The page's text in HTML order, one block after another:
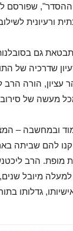
שפורסם
ורעיונית
גם
שדרכיה של
הורה הרב
מעשה של
ובמחשבה –
להם שביתה
מופת. הרב
מיובל שנים,
גדלותו